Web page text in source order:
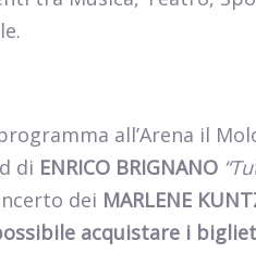
all’Arena il
di ENRICO BRIGNANO
dei MARLENE
acquistare i